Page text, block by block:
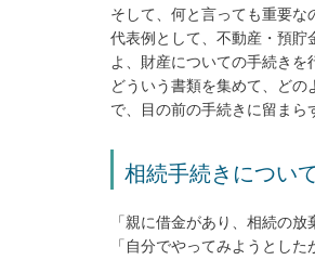
そして、何と言っても重要な
代表例として、不動産・預貯
よ、財産についての手続きを
どういう書類を集めて、ど
で、目の前の手続きに留まら
相続手続きについ
「親に借金があり、相続の
「自分でやってみようとし